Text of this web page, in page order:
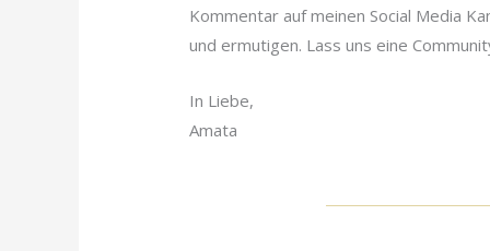
Kommentar auf meinen Social Media
und ermutigen. Lass uns eine
In Liebe,
Amata